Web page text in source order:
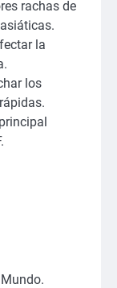
rachas de
la
los